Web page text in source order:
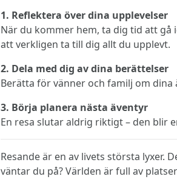
1. Reflektera över dina upplevelser
När du kommer hem, ta dig tid att gå
att verkligen ta till dig allt du upplevt.
2. Dela med dig av dina berättelser
Berätta för vänner och familj om dina
3. Börja planera nästa äventyr
En resa slutar aldrig riktigt – den blir
Resande är en av livets största lyxer.
väntar du på? Världen är full av